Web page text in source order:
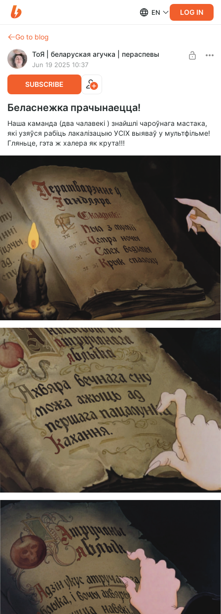
EN LOG IN
Go to blog
ТоЯ | беларуская агучка | пераспевы
Jun 19 2025 10:37
SUBSCRIBE
Беласнежка прачынаецца!
Наша каманда (два чалавекі ) знайшлі чароўнага мастака,
які узяўся рабіць лакалізацыю УСІХ выяваў у мультфільме!
Гляньце, гэта ж халера як крута!!!